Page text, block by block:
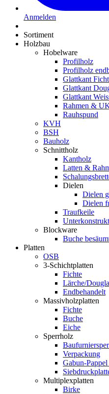
Anmelden
Sortiment
Holzbau
Hobelware
Profilholz
Profilholz
Glattkant
Glattkant
Glattkant
Rahmen &
Rauhspund
KVH
BSH
Bauholz
Schnittholz
Kantholz
Latten &
Dielen
Dielen
Dielen
Traufkeile
Blockware
Buche
Platten
OSB
3-Schichtplatten
Fichte
Lärche/
Endbehandelt
Massivholzplatten
Fichte
Buche
Eiche
Sperrholz
Verpackung
Gabun-
Multiplexplatten
Birke